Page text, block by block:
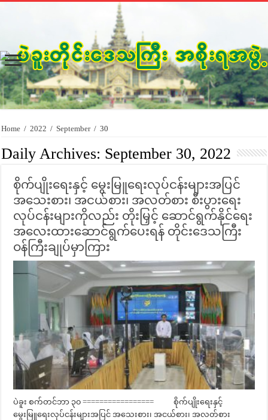
Home / 2022 / September / 30
Daily Archives: September 30, 2022
စိုက်ပျိုးရေးနှင့် မွေးမြူရေးလုပ်ငန်းများအပြင်
အသေးစား၊ အငယ်စား၊ အလတ်စား စီးပွားရေး
လုပ်ငန်းများကိုလည်း တိုးမြှင့် ဆောင်ရွက်နိုင်ရေး
အလေးထားဆောင်ရွက်ပေးရန် တိုင်းဒေသကြီး
ဝန်ကြီးချုပ်မှာကြား
ပဲခူး စက်တင်ဘာ ၃၀ ================= စိုက်ပျိုးရေးနှင့်
မွေးမြူရေးလုပ်ငန်းများအပြင် အသေးစား၊ အငယ်စား၊ အလတ်စား